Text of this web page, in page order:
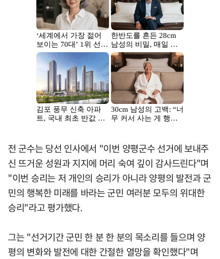
전 군수는 당선 인사에서 "이번 양평군수 선거에 보내주
신 뜨거운 성원과 지지에 머리 숙여 깊이 감사드린다"며
"이번 승리는 저 개인의 승리가 아니라 양평의 발전과 군
민의 행복한 미래를 바라는 군민 여러분 모두의 위대한
승리"라고 평가했다.
그는 "선거기간 군민 한 분 한 분의 목소리를 들으며 양
평의 변화와 발전에 대한 간절한 열망을 확인했다"며